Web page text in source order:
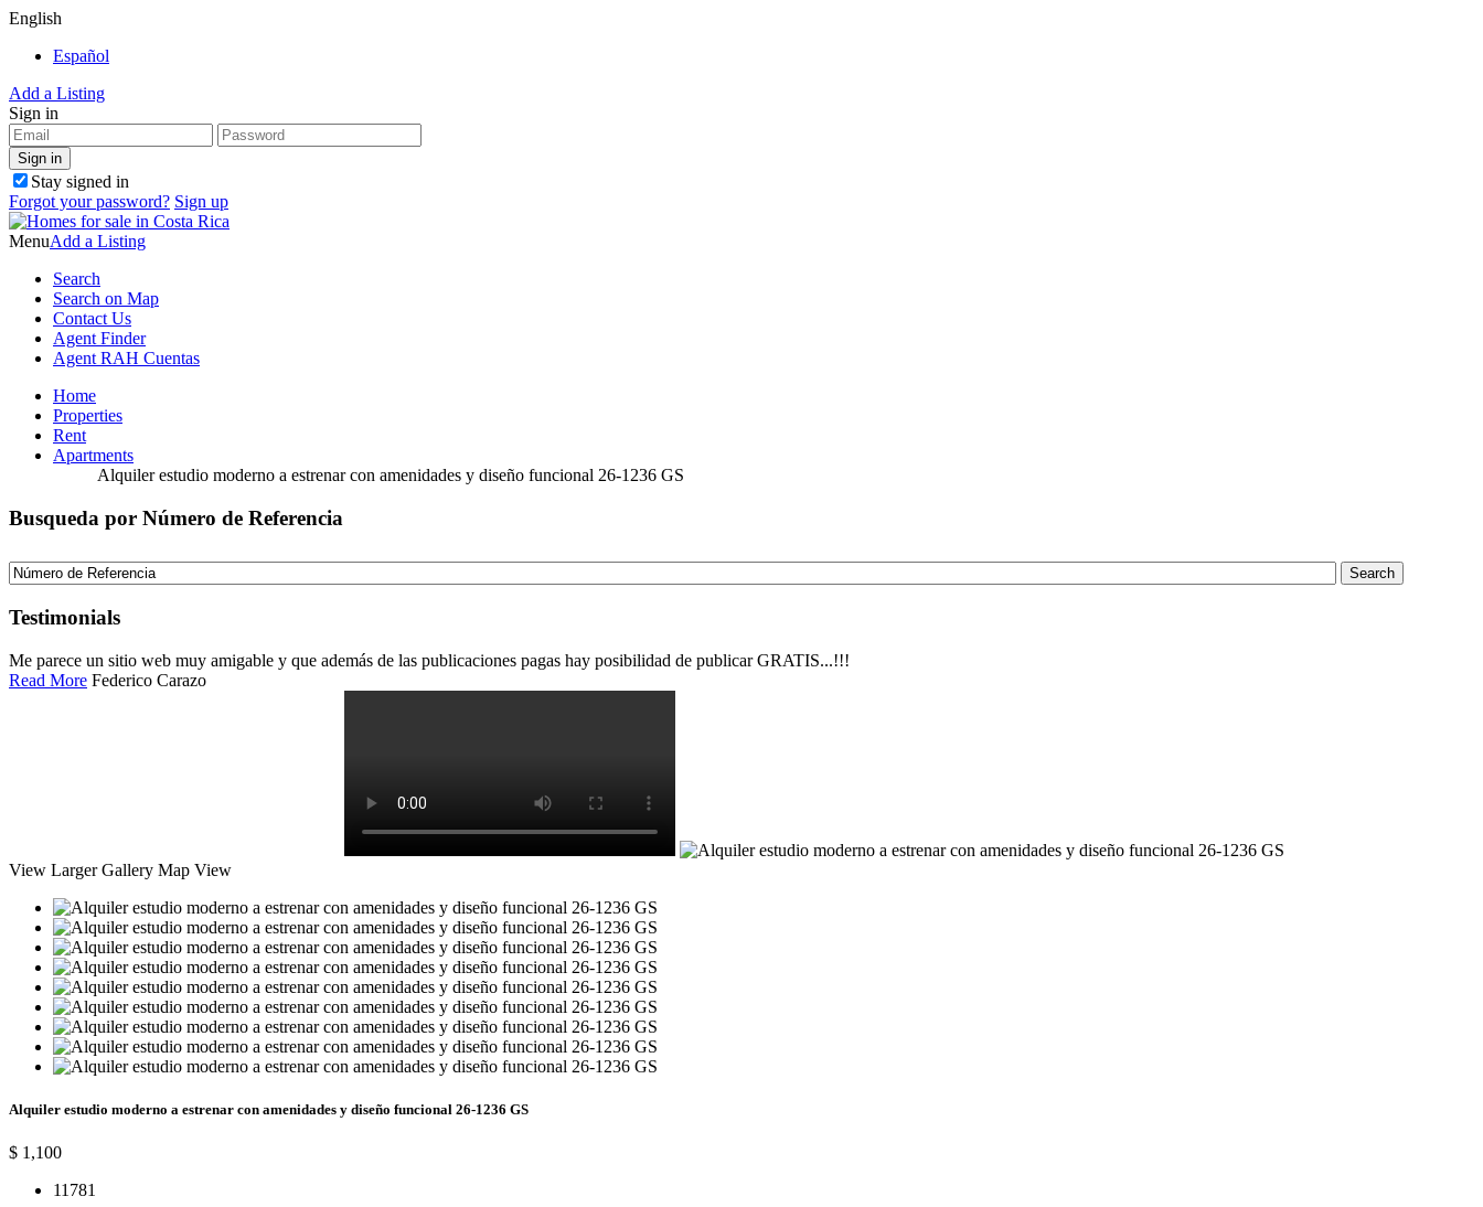
English
Español
Add a Listing
Sign in
Stay signed in
Forgot your password? Sign up
MenuAdd a Listing
Search
Search on Map
Contact Us
Agent Finder
Agent RAH Cuentas
Home
Properties
Rent
Apartments
Alquiler estudio moderno a estrenar con amenidades y diseño funcional 26-1236 GS
Busqueda por Número de Referencia
Testimonials
Me parece un sitio web muy amigable y que además de las publicaciones pagas hay posibilidad de publicar GRATIS...!!!
Read More Federico Carazo
View Larger Gallery Map View
Alquiler estudio moderno a estrenar con amenidades y diseño funcional 26-1236 GS
$ 1,100
11 781